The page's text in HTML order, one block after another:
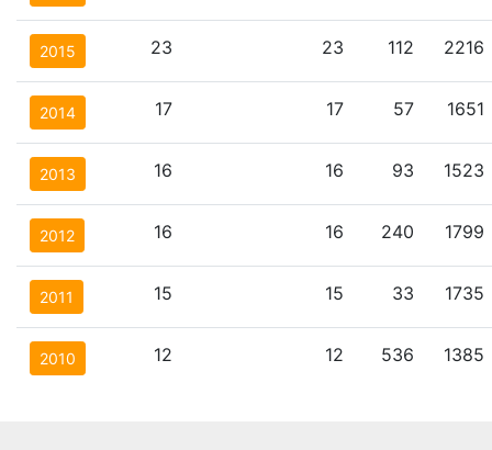
2015 23 23 112 2216
2014 17 17 57 1651
2013 16 16 93 1523
2012 16 16 240 1799
2011 15 15 33 1735
2010 12 12 536 1385